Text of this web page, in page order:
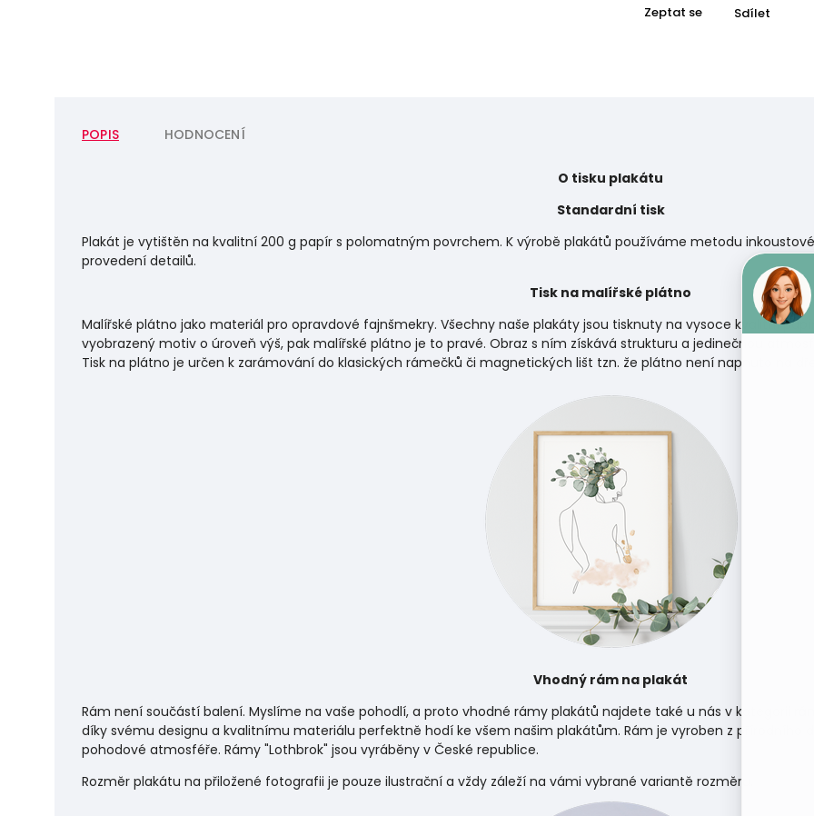
Zeptat se Sdílet
POPIS HODNOCENÍ
O tisku plakátu
Standardní tisk
Plakát je vytištěn na kvalitní 200 g papír s polomatným povrchem. K výrobě plakátů používáme metodu
provedení detailů.
Tisk na malířské plátno
Malířské plátno jako materiál pro opravdové fajnšmekry. Všechny naše plakáty jsou tisknuty na vysoce kvalitní
vyobrazený motiv o úroveň výš, pak malířské plátno je to pravé. Obraz s ním získává strukturu a jedinečnou
Tisk na plátno je určen k zarámování do klasických rámečků či magnetických lišt tzn. že plátno není napnuto na
Vhodný rám na plakát
Rám není součástí balení. Myslíme na vaše pohodlí, a proto vhodné rámy plakátů najdete také u nás v kategorii
díky svému designu a kvalitnímu materiálu perfektně hodí ke všem našim plakátům. Rám je vyroben z přírodního
pohodové atmosféře. Rámy "Lothbrok" jsou vyráběny v České republice.
Rozměr plakátu na přiložené fotografii je pouze ilustrační a vždy záleží na vámi vybrané variantě rozměru.